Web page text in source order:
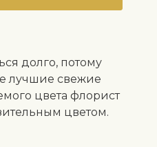
долго, потому
лучшие свежие
цвета флорист
цветом.